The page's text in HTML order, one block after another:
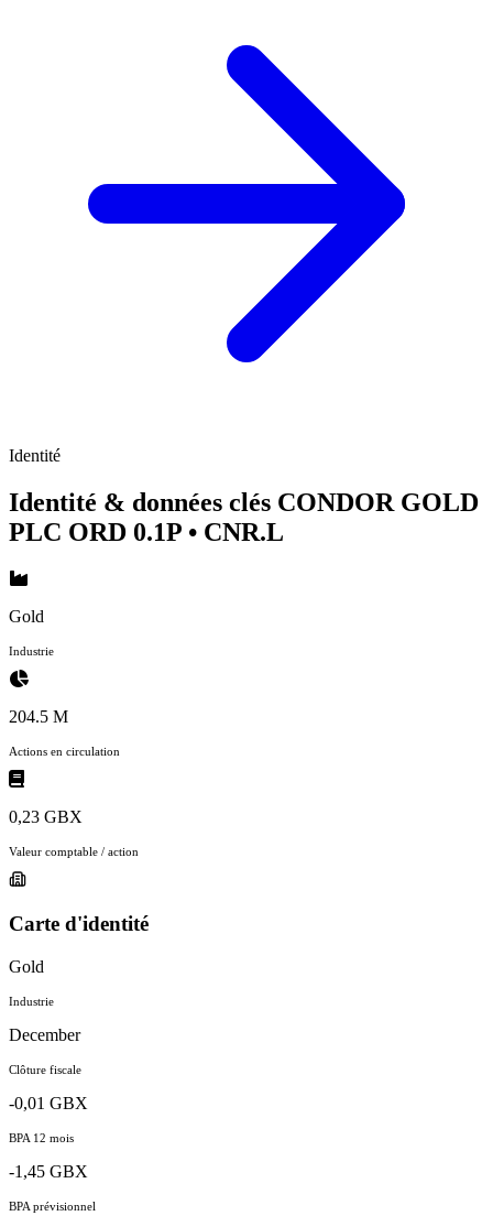
Identité
Identité & données clés CONDOR GOLD
PLC ORD 0.1P • CNR.L
Gold
Industrie
204.5 M
Actions en circulation
0,23 GBX
Valeur comptable / action
Carte d'identité
Gold
Industrie
December
Clôture fiscale
-0,01 GBX
BPA 12 mois
-1,45 GBX
BPA prévisionnel